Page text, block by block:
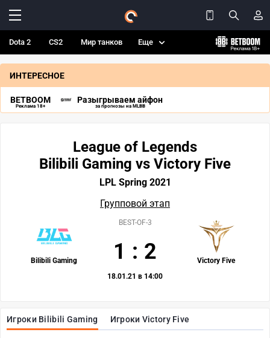
Dota 2 CS2 Мир танков Еще
ИНТЕРЕСНОЕ
BETBOOM
Реклама 18+
Разыгрываем айфон
за прогнозы на MLBB
Игроки Bilibili Gaming Игроки Victory Five
League of Legends
Bilibili Gaming vs Victory Five
LPL Spring 2021
Групповой этап
Bilibili Gaming Victory Five
BEST-OF-3
1 : 2
18.01.21 в 14:00